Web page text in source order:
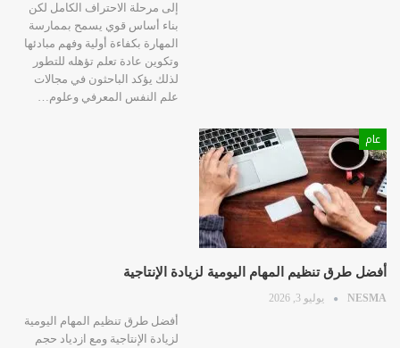
إلى مرحلة الاحتراف الكامل لكن
بناء أساس قوي يسمح بممارسة
المهارة بكفاءة أولية وفهم مبادئها
وتكوين عادة تعلم تؤهله للتطور
لذلك يؤكد الباحثون في مجالات
علم النفس المعرفي وعلوم…
عام
أفضل طرق تنظيم المهام اليومية لزيادة الإنتاجية
NESMA يوليو 3, 2026
أفضل طرق تنظيم المهام اليومية
لزيادة الإنتاجية ومع ازدياد حجم